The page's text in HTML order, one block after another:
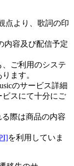
点より、歌詞の印
内容及び配信予定
ご利用のシステ
ます。
のサービス詳細
スにて十分にご
る際は商品の内容
を利用していま